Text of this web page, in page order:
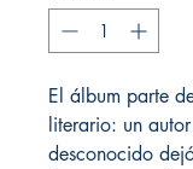
El álbum parte
literario: un
desconocido